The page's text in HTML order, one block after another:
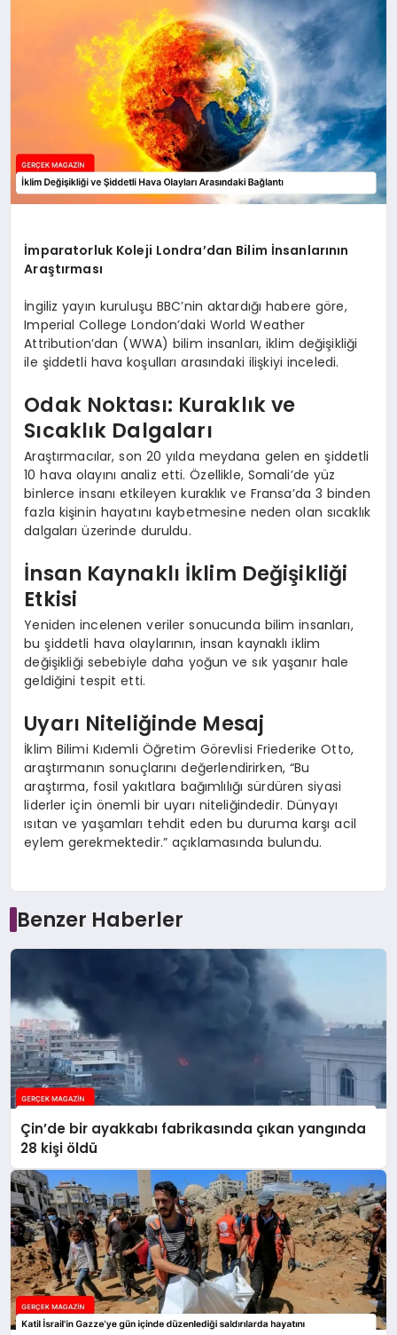
İmparatorluk Koleji Londra’dan Bilim İnsanlarının
Araştırması
İngiliz yayın kuruluşu BBC’nin aktardığı habere göre,
Imperial College London’daki World Weather
Attribution’dan (WWA) bilim insanları, iklim değişikliği
ile şiddetli hava koşulları arasındaki ilişkiyi inceledi.
Odak Noktası: Kuraklık ve
Sıcaklık Dalgaları
Araştırmacılar, son 20 yılda meydana gelen en şiddetli
10 hava olayını analiz etti. Özellikle, Somali’de yüz
binlerce insanı etkileyen kuraklık ve Fransa’da 3 binden
fazla kişinin hayatını kaybetmesine neden olan sıcaklık
dalgaları üzerinde duruldu.
İnsan Kaynaklı İklim Değişikliği
Etkisi
Yeniden incelenen veriler sonucunda bilim insanları,
bu şiddetli hava olaylarının, insan kaynaklı iklim
değişikliği sebebiyle daha yoğun ve sık yaşanır hale
geldiğini tespit etti.
Uyarı Niteliğinde Mesaj
İklim Bilimi Kıdemli Öğretim Görevlisi Friederike Otto,
araştırmanın sonuçlarını değerlendirirken, “Bu
araştırma, fosil yakıtlara bağımlılığı sürdüren siyasi
liderler için önemli bir uyarı niteliğindedir. Dünyayı
ısıtan ve yaşamları tehdit eden bu duruma karşı acil
eylem gerekmektedir.” açıklamasında bulundu.
Benzer Haberler
Çin’de bir ayakkabı fabrikasında çıkan yangında
28 kişi öldü